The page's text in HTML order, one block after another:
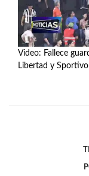
Video: Fallece
Libertad y